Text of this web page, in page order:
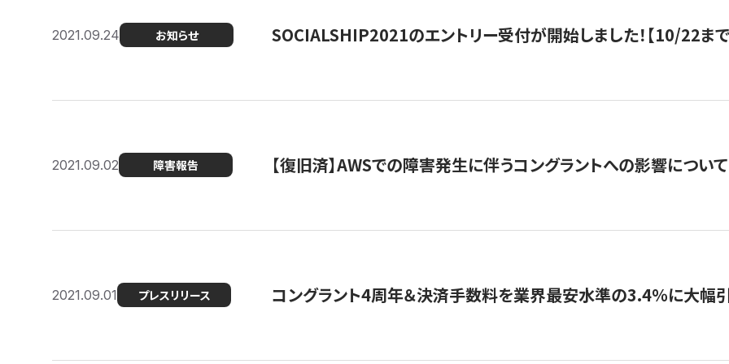
2021.09.24 お知らせ SOCIALSHIP2021のエントリー受付が開始しました！【10/22まで
2021.09.02 障害報告 【復旧済】AWSでの障害発生に伴うコングラントへの影響について
2021.09.01 プレスリリース コングラント4周年＆決済手数料を業界最安水準の3.4％に大幅